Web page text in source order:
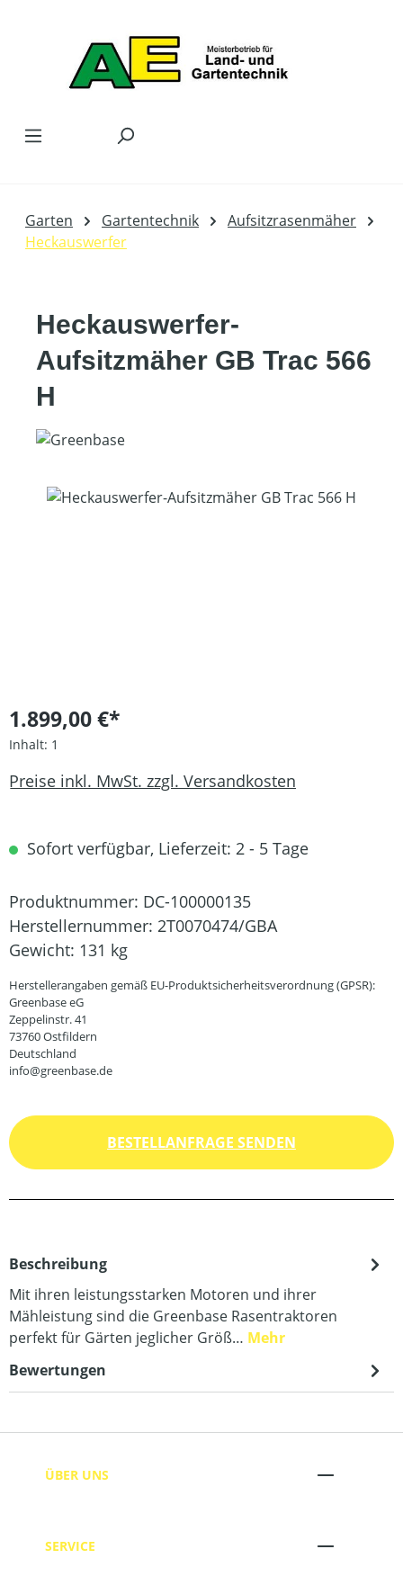
Garten Gartentechnik
Aufsitzrasenmäher
Heckauswerfer
Heckauswerfer-
Aufsitzmäher GB Trac 566
H
Bildergalerie überspringen
1.899,00 €*
Inhalt: 1
Preise inkl. MwSt. zzgl. Versandkosten
Sofort verfügbar, Lieferzeit: 2 - 5 Tage
Produktnummer: DC-100000135
Herstellernummer: 2T0070474/GBA
Gewicht: 131 kg
Herstellerangaben gemäß EU-Produktsicherheitsverordnung (GPSR):
Greenbase eG
Zeppelinstr. 41
73760 Ostfildern
Deutschland
info@greenbase.de
BESTELLANFRAGE SENDEN
Beschreibung
Mit ihren leistungsstarken Motoren und ihrer
Mähleistung sind die Greenbase Rasentraktoren
perfekt für Gärten jeglicher Größ… Mehr
Bewertungen
ÜBER UNS
SERVICE